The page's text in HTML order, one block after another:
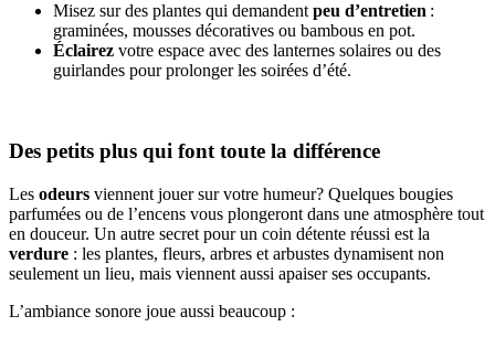
Misez sur des plantes qui demandent peu d’entretien :
graminées, mousses décoratives ou bambous en pot.
Éclairez votre espace avec des lanternes solaires ou des
guirlandes pour prolonger les soirées d’été.
Des petits plus qui font toute la différence
Les odeurs viennent jouer sur votre humeur? Quelques bougies
parfumées ou de l’encens vous plongeront dans une atmosphère tout
en douceur. Un autre secret pour un coin détente réussi est la
verdure : les plantes, fleurs, arbres et arbustes dynamisent non
seulement un lieu, mais viennent aussi apaiser ses occupants.
L’ambiance sonore joue aussi beaucoup :